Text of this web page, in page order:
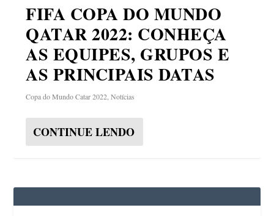
FIFA COPA DO MUNDO
QATAR 2022: CONHEÇA
AS EQUIPES, GRUPOS E
AS PRINCIPAIS DATAS
Copa do Mundo Catar 2022 ,Notícias
CONTINUE LENDO